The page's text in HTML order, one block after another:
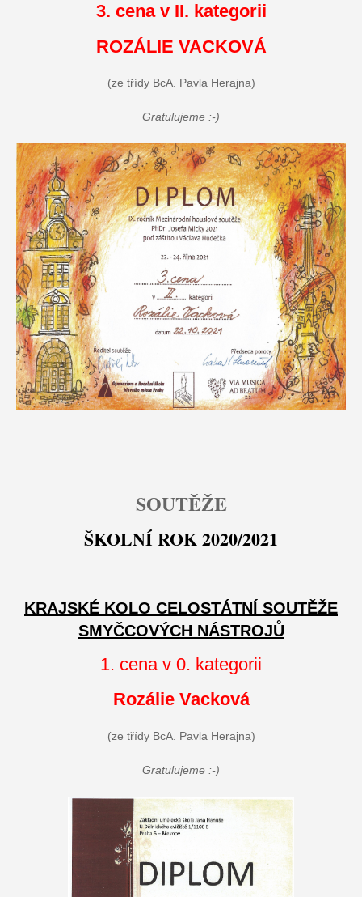
3. cena v II. kategorii
ROZÁLIE VACKOVÁ
(ze třídy BcA. Pavla Herajna)
Gratulujeme :-)
SOUTĚŽE
ŠKOLNÍ ROK 2020/2021
KRAJSKÉ KOLO CELOSTÁTNÍ SOUTĚŽE
SMYČCOVÝCH NÁSTROJŮ
1. cena v 0. kategorii
Rozálie Vacková
(ze třídy BcA. Pavla Herajna)
Gratulujeme :-)